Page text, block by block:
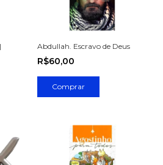
Abdullah. Escravo de Deus
R$60,00